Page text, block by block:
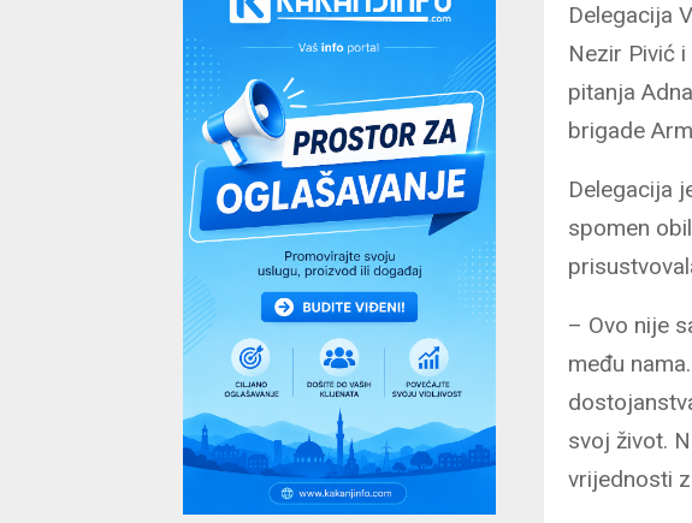
Delegacija
Nezir Pivić
pitanja
brigade
Delegacija
spomen
– Ovo nije
među
svoj život.
vrijednosti